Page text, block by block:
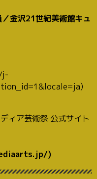
金沢21世紀美術館キュ
j-
ィア芸術祭 公式サイト
)